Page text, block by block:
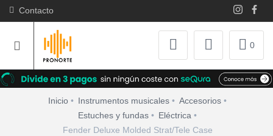
Contacto
0
Inicio Instrumentos musicales
Accesorios
Estuches y fundas
Eléctrica
Fender Deluxe Molded Strat/Tele Case